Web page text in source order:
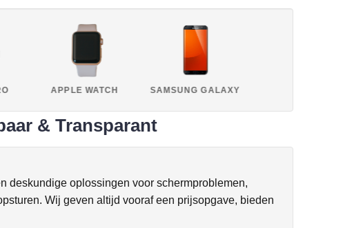
APPLE WATCH SAMSUNG GALAXY
& Transparant
deskundige oplossingen voor schermproblemen,
Wij geven altijd vooraf een prijsopgave, bieden